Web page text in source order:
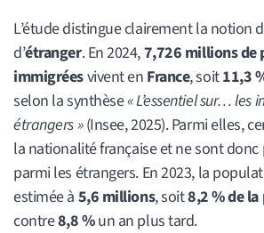
L’étude distingue clairement la notion
d’étranger. En 2024,7,726 millions de
immigréesvivent en France, soit11,3
selon la synthèse« L’essentiel sur… les
étrangers »(Insee, 2025). Parmi elles,
la nationalité française et ne sont
parmi les étrangers. En 2023, la
estimée à 5,6 millions, soit8,2 % de
contre8,8 %un an plus tard.